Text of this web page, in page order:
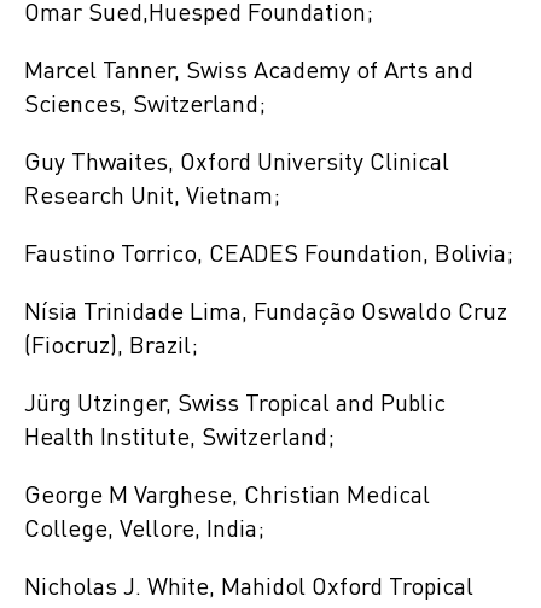
Omar Sued,Huesped Foundation;
Marcel Tanner, Swiss Academy of Arts and
Sciences, Switzerland;
Guy Thwaites, Oxford University Clinical
Research Unit, Vietnam;
Faustino Torrico, CEADES Foundation, Bolivia;
Nísia Trinidade Lima, Fundação Oswaldo Cruz
(Fiocruz), Brazil;
Jürg Utzinger, Swiss Tropical and Public
Health Institute, Switzerland;
George M Varghese, Christian Medical
College, Vellore, India;
Nicholas J. White, Mahidol Oxford Tropical